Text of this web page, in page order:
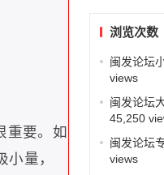
重要。如
量，
浏览次数
闽发论坛
views
闽发论坛
45,250
闽发论坛
views